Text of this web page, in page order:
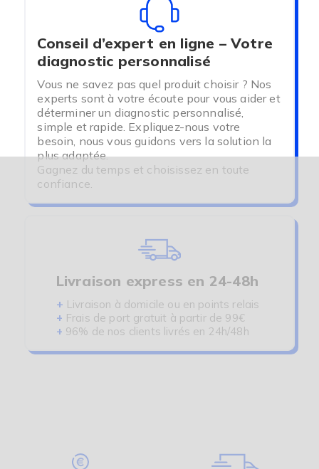
Conseil d’expert en ligne – Votre
diagnostic personnalisé
Vous ne savez pas quel produit choisir ? Nos
experts sont à votre écoute pour vous aider et
déterminer un diagnostic personnalisé,
simple et rapide. Expliquez-nous votre
besoin, nous vous guidons vers la solution la
plus adaptée.
Gagnez du temps et choisissez en toute
confiance.
Livraison express en 24-48h
+ Livraison à domicile ou en points relais
+ Frais de port gratuit à partir de 99€
+ 96% de nos clients livrés en 24h/48h